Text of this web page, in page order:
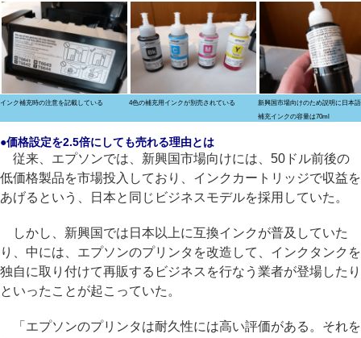
インク補充時の注意を記載している 4色の補充用インクが別売されている
新興国市場向けのため説明に日本
補充インクの容量は70ml
●価格設定を2.5倍にしても売れる理由とは
従来、エプソンでは、新興国市場向けには、50ドル前後の
低価格製品を市場投入しており、インクカートリッジで収益を
あげるという、日本と同じビジネスモデルを採用していた。
しかし、新興国では日本以上に互換インクが普及していた
り、中には、エプソンのプリンタを改造して、インクタンクを
独自に取り付けて再販するビジネスを行なう業者が登場したり
といったことが起こっていた。
「エプソンのプリンタは耐久性には高い評価がある。それを